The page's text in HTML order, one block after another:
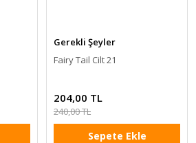
Gerekli Şeyler
Fairy Tail Cilt 21
204,00 TL
240,00 TL
Sepete Ekle